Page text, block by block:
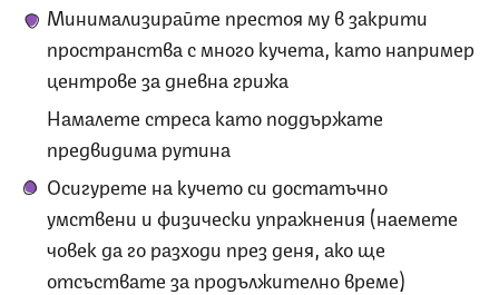
Минимализирайте престоя му в закрити
пространства с много кучета, като например
центрове за дневна грижа
Намалете стреса като поддържате
предвидима рутина
Осигурете на кучето си достатъчно
умствени и физически упражнения (наемете
човек да го разходи през деня, ако ще
отсъствате за продължително време)